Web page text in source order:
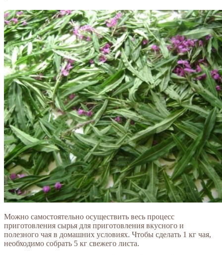
Можно самостоятельно осуществить весь процесс
приготовления сырья для приготовления вкусного и
полезного чая в домашних условиях. Чтобы сделать 1 кг чая,
необходимо собрать 5 кг свежего листа.